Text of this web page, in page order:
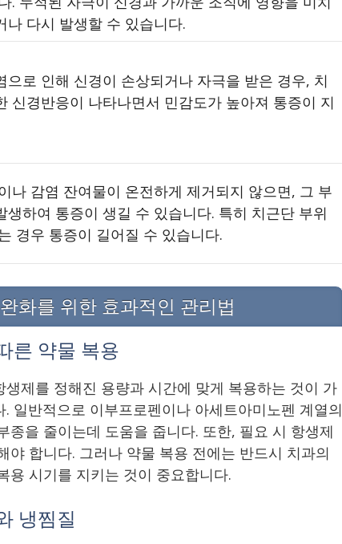
나 다시 발생할 수 있습니다.
으로 인해 신경이 손상되거나 자극을 받은 경우, 치
신경반응이 나타나면서 민감도가 높아져 통증이 지
나 감염 잔여물이 온전하게 제거되지 않으면, 그 부
생하여 통증이 생길 수 있습니다. 특히 치근단 부위
경우 통증이 길어질 수 있습니다.
화를 위한 효과적인 관리법
른 약물 복용
제를 정해진 용량과 시간에 맞게 복용하는 것이 가
일반적으로 이부프로펜이나 아세트아미노펜 계열의
종을 줄이는데 도움을 줍니다. 또한, 필요 시 항생제
야 합니다. 그러나 약물 복용 전에는 반드시 치과의
용 시기를 지키는 것이 중요합니다.
냉찜질